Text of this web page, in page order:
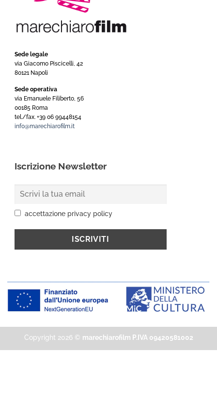
Sede legale
via Giacomo Piscicelli, 42
80121 Napoli
Sede operativa
via Emanuele Filiberto, 56
00185 Roma
tel./fax. +39 06 99448154
info@marechiarofilm.it
Iscrizione Newsletter
accettazione privacy policy
Copyright 2026 © marechiarofilm P.IVA 09420581002